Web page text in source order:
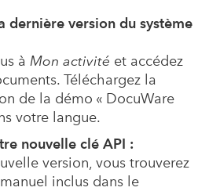
dernière version du système
à Mon activité et accédez
Téléchargez la
de la démo « DocuWare
votre langue.
nouvelle clé API :
version, vous trouverez
inclus dans le